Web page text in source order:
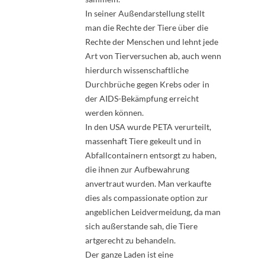
In seiner Außendarstellung stellt
man die Rechte der Tiere über die
Rechte der Menschen und lehnt jede
Art von Tierversuchen ab, auch wenn
hierdurch wissenschaftliche
Durchbrüche gegen Krebs oder in
der AIDS-Bekämpfung erreicht
werden können.
In den USA wurde PETA verurteilt,
massenhaft Tiere gekeult und in
Abfallcontainern entsorgt zu haben,
die ihnen zur Aufbewahrung
anvertraut wurden. Man verkaufte
dies als compassionate option zur
angeblichen Leidvermeidung, da man
sich außerstande sah, die Tiere
artgerecht zu behandeln.
Der ganze Laden ist eine